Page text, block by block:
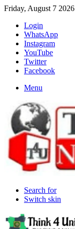
Friday, August 7 2026
Login
WhatsApp
Instagram
YouTube
Twitter
Facebook
Menu
Search for
Switch skin